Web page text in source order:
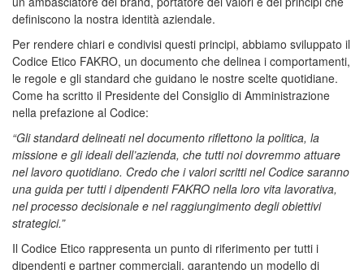
definiscono la nostra identità aziendale.
Per rendere chiari e condivisi questi principi, abbiamo sviluppato il
Codice Etico FAKRO, un documento che delinea i comportamenti,
le regole e gli standard che guidano le nostre scelte quotidiane.
Come ha scritto il Presidente del Consiglio di Amministrazione
nella prefazione al Codice:
“Gli standard delineati nel documento riflettono la politica, la
missione e gli ideali dell’azienda, che tutti noi dovremmo attuare
nel lavoro quotidiano. Credo che i valori scritti nel Codice saranno
una guida per tutti i dipendenti FAKRO nella loro vita lavorativa,
nel processo decisionale e nel raggiungimento degli obiettivi
strategici.”
Il Codice Etico rappresenta un punto di riferimento per tutti i
dipendenti e partner commerciali, garantendo un modello di